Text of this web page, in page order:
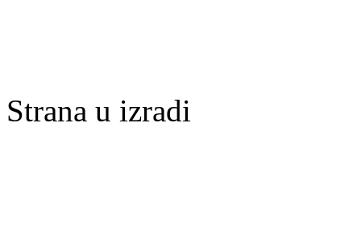
Strana u izradi